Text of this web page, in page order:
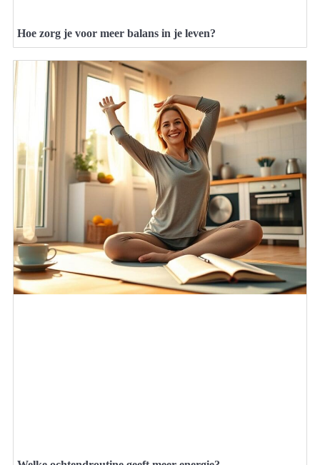
Hoe zorg je voor meer balans in je leven?